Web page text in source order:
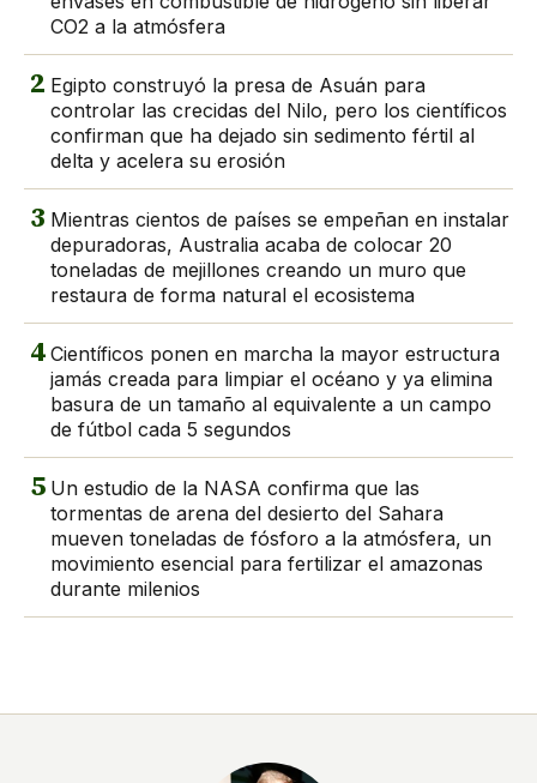
CO2 a la atmósfera
2 Egipto construyó la presa de Asuán para
controlar las crecidas del Nilo, pero los científicos
confirman que ha dejado sin sedimento fértil al
delta y acelera su erosión
3 Mientras cientos de países se empeñan en instalar
depuradoras, Australia acaba de colocar 20
toneladas de mejillones creando un muro que
restaura de forma natural el ecosistema
4 Científicos ponen en marcha la mayor estructura
jamás creada para limpiar el océano y ya elimina
basura de un tamaño al equivalente a un campo
de fútbol cada 5 segundos
5 Un estudio de la NASA confirma que las
tormentas de arena del desierto del Sahara
mueven toneladas de fósforo a la atmósfera, un
movimiento esencial para fertilizar el amazonas
durante milenios